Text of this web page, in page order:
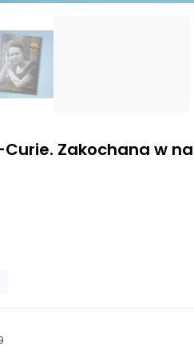
Curie. Zakochana w